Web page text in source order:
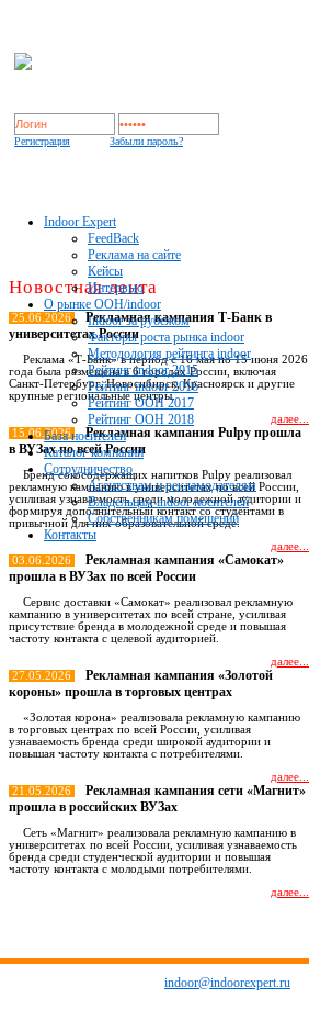
Регистрация Забыли пароль?
Indoor Expert
FeedBack
Реклама на сайте
Кейсы
Интервью
О рынке OOH/indoor
Indoor за рубежом
Факторы роста рынка indoor
Методология рейтинга indoor
Рейтинг indoor 2015
Рейтинг indoor 2016
Рейтинг OOH 2017
Рейтинг OOH 2018
База носителей
Каталог компаний
Сотрудничество
Агентствам и рекламодателям
Владельцам indoor носителей
Собственникам помещений
Контакты
Новостная лента
25.06.2026
Рекламная кампания Т-Банк в
университетах России
Реклама «Т-Банк» в период с 16 мая по 15 июня 2026
года была размещена в 6 городах России, включая
Санкт-Петербург, Новосибирск, Красноярск и другие
крупные региональные центры.
далее...
15.06.2026
Рекламная кампания Pulpy прошла
в ВУЗах по всей России
Бренд сокосодержащих напитков Pulpy реализовал
рекламную кампанию в университетах по всей России,
усиливая узнаваемость среди молодежной аудитории и
формируя дополнительный контакт со студентами в
привычной для них образовательной среде.
далее...
03.06.2026
Рекламная кампания «Самокат»
прошла в ВУЗах по всей России
Сервис доставки «Самокат» реализовал рекламную
кампанию в университетах по всей стране, усиливая
присутствие бренда в молодежной среде и повышая
частоту контакта с целевой аудиторией.
далее...
27.05.2026
Рекламная кампания «Золотой
короны» прошла в торговых центрах
«Золотая корона» реализовала рекламную кампанию
в торговых центрах по всей России, усиливая
узнаваемость бренда среди широкой аудитории и
повышая частоту контакта с потребителями.
далее...
21.05.2026
Рекламная кампания сети «Магнит»
прошла в российских ВУЗах
Сеть «Магнит» реализовала рекламную кампанию в
университетах по всей России, усиливая узнаваемость
бренда среди студенческой аудитории и повышая
частоту контакта с молодыми потребителями.
далее...
indoor@indoorexpert.ru